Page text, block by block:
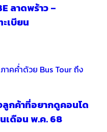
ลาดพร้าว –
เบียน
กค้าที่อยากดูคอนโด
เดือน พ.ค. 68